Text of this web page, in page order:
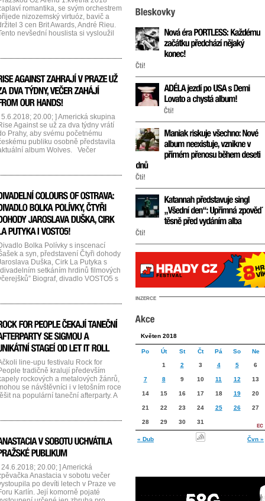
romantika, se svým orchestrem
nizozemský virtuóz, bavič a
3 cen Brit Awards, André Rieu.
nevšední houslista si vysloužil
jak na zámcích, tak
svým charismatem a
zábavným podáním [...]...
5.6.2018; 20.00; ] Americká skupina
Against se už za dva týdny vrátí
Prahy, aby svému početnému
publiku osobně představila
album Wolves. Večer
Tato bratislavská kapela se
skupiny Trans Panama a
dnešního dne vydala včetně
minialba čtyři [...]...
Bolka Polívky s inscenací
a syn, představení Čtyři dohody
Duška, Cirk La Putyka s
setkáním hrdinů filmových
Biograf, divadlo VOSTO5 s
improvizace, komických
divadelního programu na
Colours of Ostrava. Navíc
soubory uvidí [...]...
line-upu festivalu Rock for
tradičně kralují především
rockových a metalových žánrů,
se návštěvníci i v letošním roce
na populární taneční afterparty. A
Prodigy vypustí svoje chytlavé
má na svém [...]...
24.6.2018; 20.00; ] Americká
Anastacia v sobotu večer
po devíti letech v Praze ve
Karlín. Její komorně pojaté
INZERCE
Květen 2018
Po Út St Čt Pá So Ne
1 2 3 4 5 6
7 8 9 10 11 12 13
14 15 16 17 18 19 20
21 22 23 24 25 26 27
28 29 30 31
« Dub Čvn »